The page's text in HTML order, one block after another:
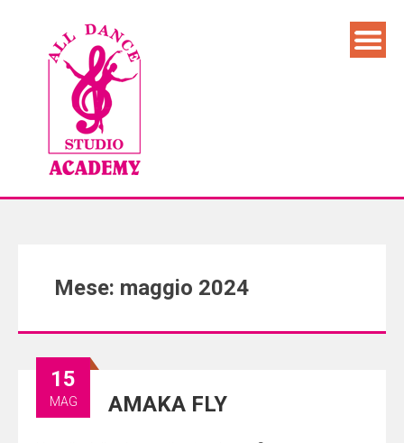
Mese: maggio 2024
AMAKA FLY
15
MAG